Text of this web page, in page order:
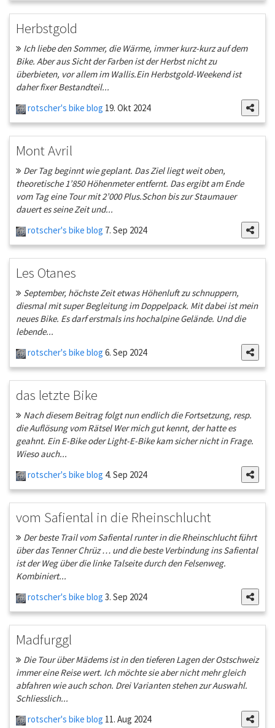
Herbstgold
Ich liebe den Sommer, die Wärme, immer kurz-kurz auf dem
Bike. Aber aus Sicht der Farben ist der Herbst nicht zu
überbieten, vor allem im Wallis.Ein Herbstgold-Weekend ist
daher fixer Bestandteil...
rotscher's bike blog 19. Okt 2024
Mont Avril
Der Tag beginnt wie geplant. Das Ziel liegt weit oben,
theoretische 1’850 Höhenmeter entfernt. Das ergibt am Ende
vom Tag eine Tour mit 2’000 Plus.Schon bis zur Staumauer
dauert es seine Zeit und...
rotscher's bike blog 7. Sep 2024
Les Otanes
September, höchste Zeit etwas Höhenluft zu schnuppern,
diesmal mit super Begleitung im Doppelpack. Mit dabei ist mein
neues Bike. Es darf erstmals ins hochalpine Gelände. Und die
lebende...
rotscher's bike blog 6. Sep 2024
das letzte Bike
Nach diesem Beitrag folgt nun endlich die Fortsetzung, resp.
die Auflösung vom Rätsel Wer mich gut kennt, der hatte es
geahnt. Ein E-Bike oder Light-E-Bike kam sicher nicht in Frage.
Wieso auch...
rotscher's bike blog 4. Sep 2024
vom Safiental in die Rheinschlucht
Der beste Trail vom Safiental runter in die Rheinschlucht führt
über das Tenner Chrüz … und die beste Verbindung ins Safiental
ist der Weg über die linke Talseite durch den Felsenweg.
Kombiniert...
rotscher's bike blog 3. Sep 2024
Madfurggl
Die Tour über Mädems ist in den tieferen Lagen der Ostschweiz
immer eine Reise wert. Ich möchte sie aber nicht mehr gleich
abfahren wie auch schon. Drei Varianten stehen zur Auswahl.
Schliesslich...
rotscher's bike blog 11. Aug 2024